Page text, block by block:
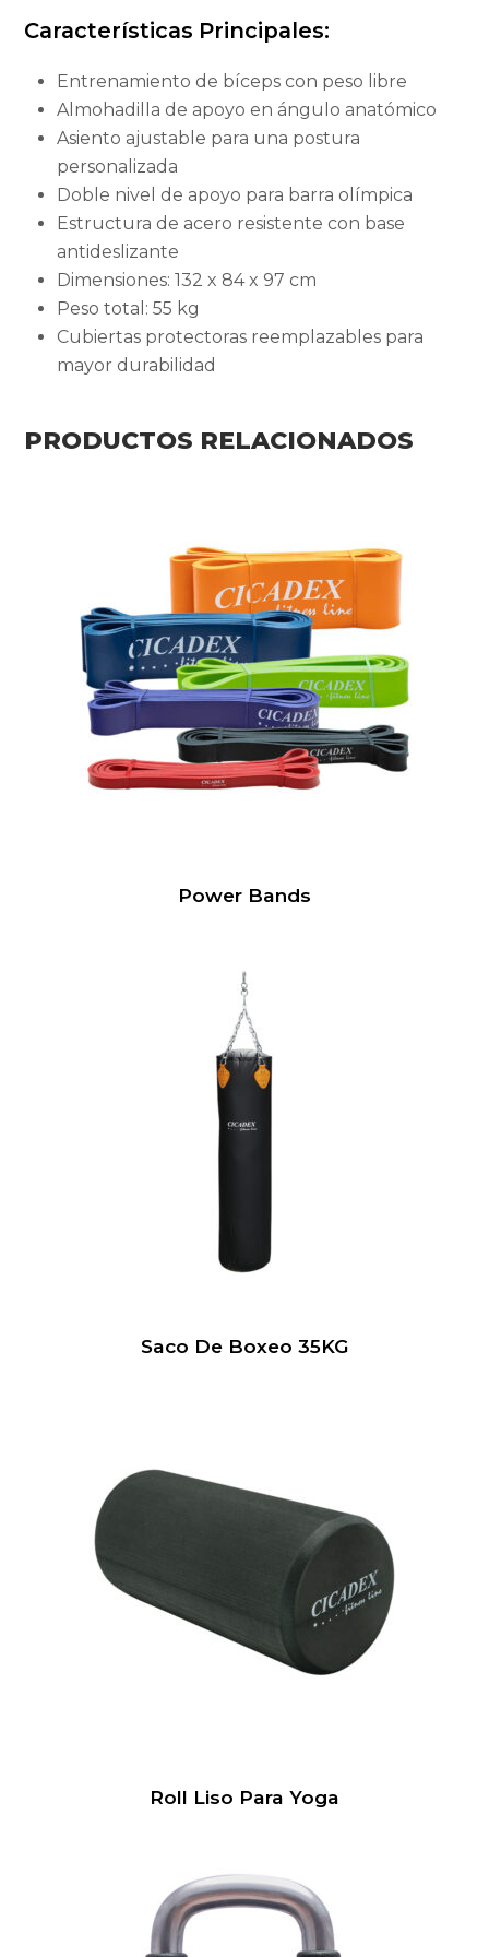
Características Principales:
Entrenamiento de bíceps con peso libre
Almohadilla de apoyo en ángulo anatómico
Asiento ajustable para una postura
personalizada
Doble nivel de apoyo para barra olímpica
Estructura de acero resistente con base
antideslizante
Dimensiones: 132 x 84 x 97 cm
Peso total: 55 kg
Cubiertas protectoras reemplazables para
mayor durabilidad
PRODUCTOS RELACIONADOS
Power Bands
Saco De Boxeo 35KG
Roll Liso Para Yoga